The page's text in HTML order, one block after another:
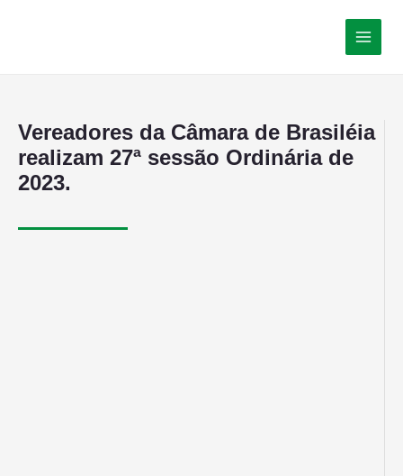
Vereadores da Câmara de Brasiléia
realizam 27ª sessão Ordinária de
2023.